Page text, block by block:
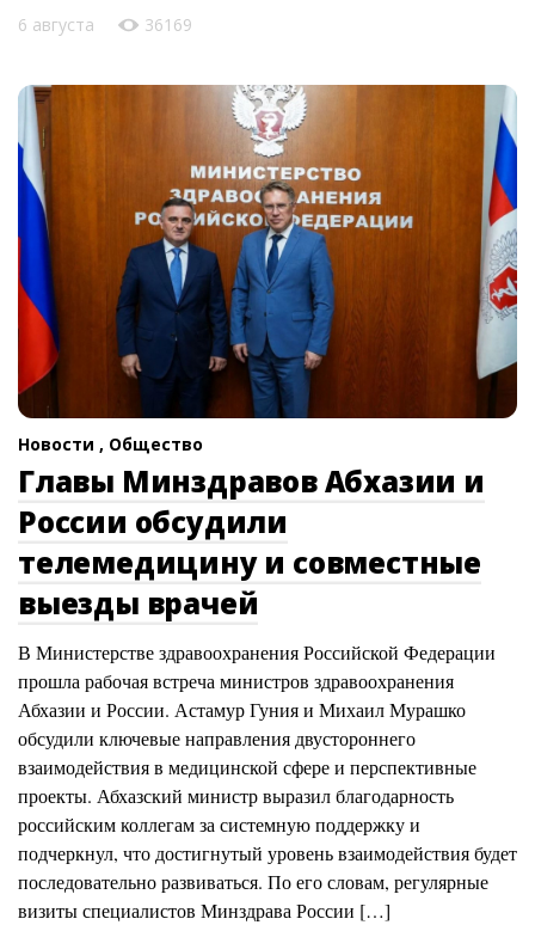
6 августа 36169
Новости , Общество
Главы Минздравов Абхазии и
России обсудили
телемедицину и совместные
выезды врачей
В Министерстве здравоохранения Российской Федерации
прошла рабочая встреча министров здравоохранения
Абхазии и России. Астамур Гуния и Михаил Мурашко
обсудили ключевые направления двустороннего
взаимодействия в медицинской сфере и перспективные
проекты. Абхазский министр выразил благодарность
российским коллегам за системную поддержку и
подчеркнул, что достигнутый уровень взаимодействия будет
последовательно развиваться. По его словам, регулярные
визиты специалистов Минздрава России […]